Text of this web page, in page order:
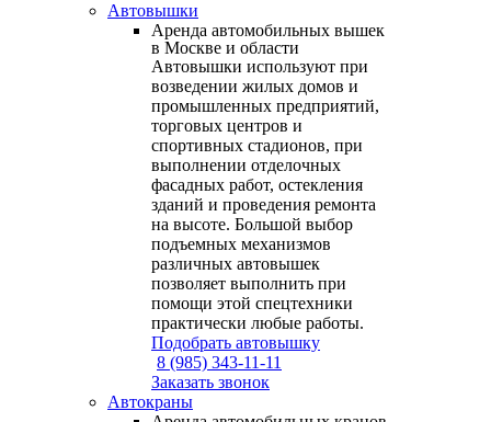
Автовышки
Аренда автомобильных вышек
в Москве и области
Автовышки используют при
возведении жилых домов и
промышленных предприятий,
торговых центров и
спортивных стадионов, при
выполнении отделочных
фасадных работ, остекления
зданий и проведения ремонта
на высоте. Большой выбор
подъемных механизмов
различных автовышек
позволяет выполнить при
помощи этой спецтехники
практически любые работы.
Подобрать автовышку
8 (985) 343-11-11
Заказать звонок
Автокраны